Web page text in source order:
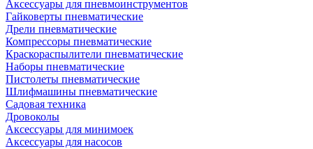
Аксессуары для пневмоинструментов
Гайковерты пневматические
Дрели пневматические
Компрессоры пневматические
Краскораспылители пневматические
Наборы пневматические
Пистолеты пневматические
Шлифмашины пневматические
Садовая техника
Дровоколы
Аксессуары для минимоек
Аксессуары для насосов